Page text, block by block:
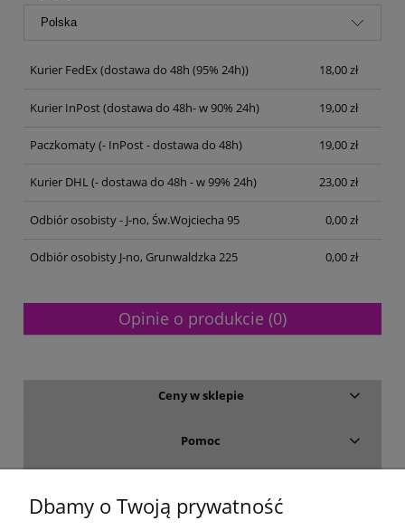
Kurier FedEx(dostawa do 48h (95% 24h)) 18,00 zł
Kurier InPost(dostawa do 48h- w 90% 24h) 19,00 zł
Paczkomaty(- InPost - dostawa do 48h) 19,00 zł
Kurier DHL(- dostawa do 48h - w 99% 24h) 23,00 zł
Odbiór osobisty - J-no, Św.Wojciecha 95 0,00 zł
Odbiór osobisty J-no, Grunwaldzka 225 0,00 zł
Opinie o produkcie (0)
Ceny w sklepie
Pomoc
Dbamy o Twoją prywatność